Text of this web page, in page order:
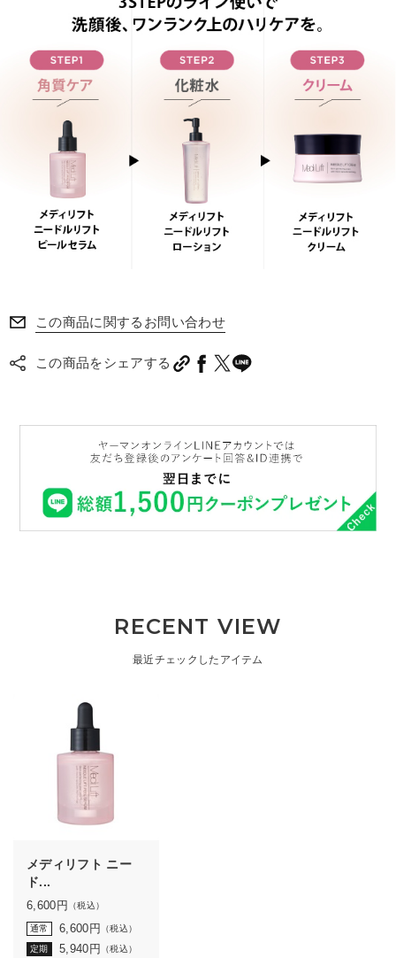
この商品に関するお問い合わせ
この商品をシェアする
RECENT VIEW
最近チェックしたアイテム
メディリフト ニー
ド...
6,600 円 （税込）
通常 6,600 円 （税込）
定期 5,940 円 （税込）